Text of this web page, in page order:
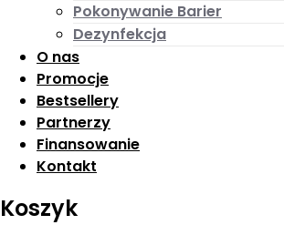
Pokonywanie Barier
Dezynfekcja
O nas
Promocje
Bestsellery
Partnerzy
Finansowanie
Kontakt
Koszyk